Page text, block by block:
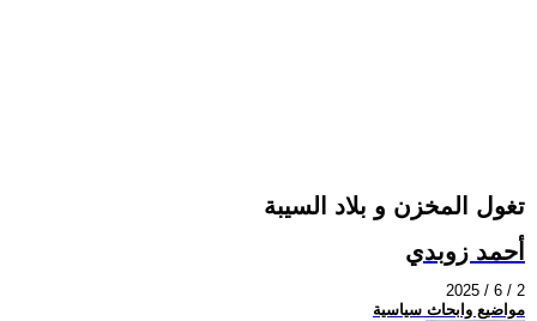
تغول المخزن و بلاد السيبة
أحمد زوبدي
2025 / 6 / 2
مواضيع وابحاث سياسية